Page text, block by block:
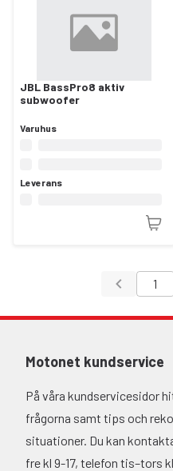
JBL BassPro8 aktiv
subwoofer
Varuhus
Leverans
Motonet kundservice
På våra kundservicesidor
frågorna samt tips och
situationer. Du kan
fre kl 9-17, telefon tis–tors